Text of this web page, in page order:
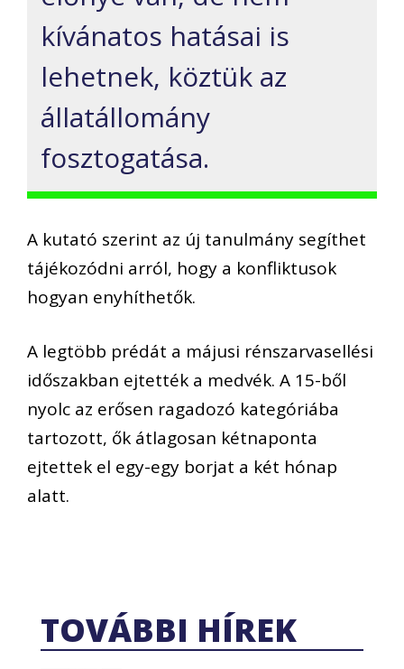
kívánatos hatásai is
lehetnek, köztük az
állatállomány
fosztogatása.
A kutató szerint az új tanulmány segíthet
tájékozódni arról, hogy a konfliktusok
hogyan enyhíthetők.
A legtöbb prédát a májusi rénszarvasellési
időszakban ejtették a medvék. A 15-ből
nyolc az erősen ragadozó kategóriába
tartozott, ők átlagosan kétnaponta
ejtettek el egy-egy borjat a két hónap
alatt.
TOVÁBBI HÍREK